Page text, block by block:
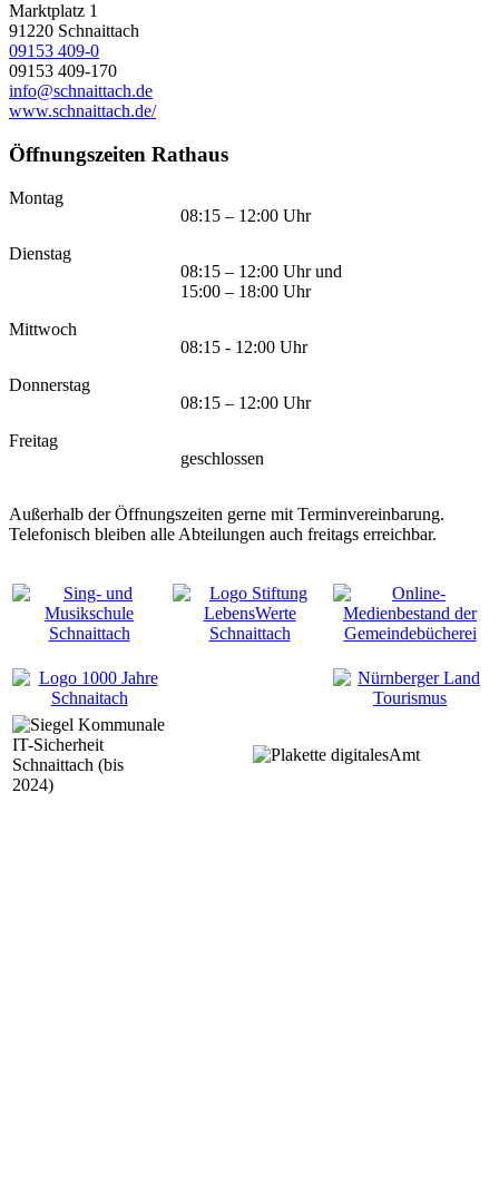
Marktplatz 1
91220 Schnaittach
09153 409-0
09153 409-170
info@schnaittach.de
www.schnaittach.de/
Öffnungszeiten Rathaus
Montag
08:15 – 12:00 Uhr
Dienstag
08:15 – 12:00 Uhr und
15:00 – 18:00 Uhr
Mittwoch
08:15 - 12:00 Uhr
Donnerstag
08:15 – 12:00 Uhr
Freitag
geschlossen
Außerhalb der Öffnungszeiten gerne mit Terminvereinbarung.
Telefonisch bleiben alle Abteilungen auch freitags erreichbar.